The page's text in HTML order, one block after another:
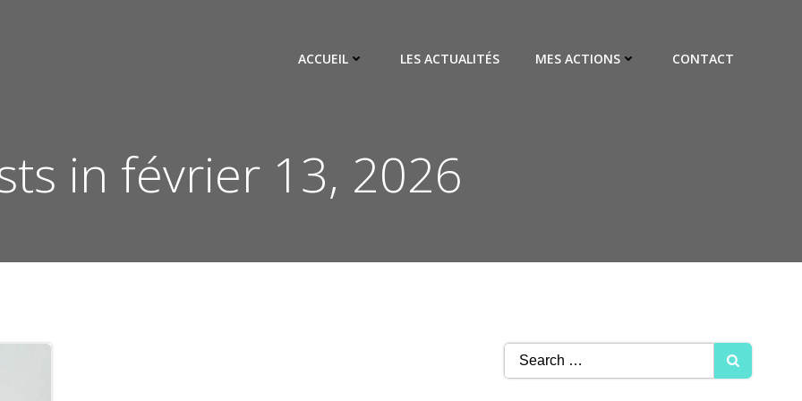
ACCUEIL LES ACTUALITÉS MES ACTIONS CONTACT
in février 13, 2026
Search
for: